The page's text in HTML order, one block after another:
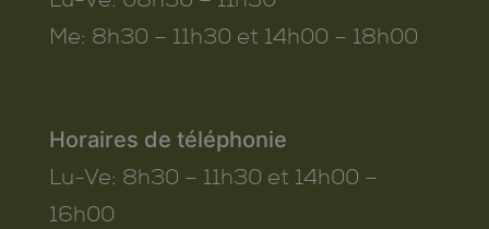
Me: 8h30 – 11h30 et 14h00 – 18h00
Horaires de téléphonie
Lu-Ve: 8h30 – 11h30 et 14h00 –
16h00